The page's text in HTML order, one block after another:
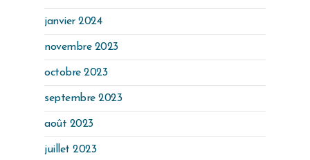
janvier 2024
novembre 2023
octobre 2023
septembre 2023
août 2023
juillet 2023